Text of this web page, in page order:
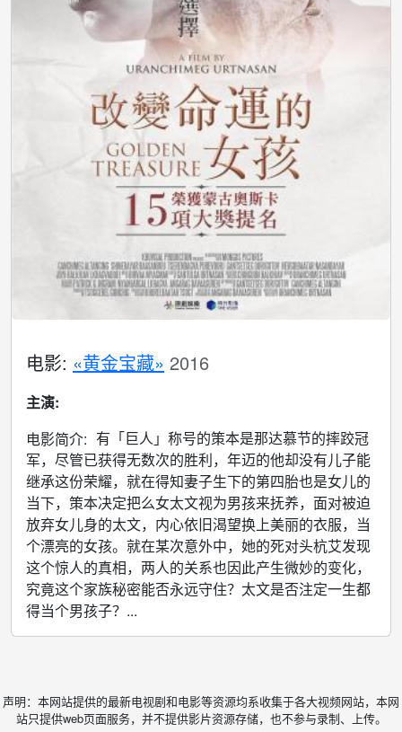
电影: «黄金宝藏» 2016
主演:
电影简介: 有「巨人」称号的策本是那达慕节的摔跤冠
军，尽管已获得无数次的胜利，年迈的他却没有儿子能
继承这份荣耀，就在得知妻子生下的第四胎也是女儿的
当下，策本决定把么女太文视为男孩来抚养，面对被迫
放弃女儿身的太文，内心依旧渴望换上美丽的衣服，当
个漂亮的女孩。就在某次意外中，她的死对头杭艾发现
这个惊人的真相，两人的关系也因此产生微妙的变化，
究竟这个家族秘密能否永远守住？太文是否注定一生都
得当个男孩子？...
声明：本网站提供的最新电视剧和电影等资源均系收集于各大视频网站，本网
站只提供web页面服务，并不提供影片资源存储，也不参与录制、上传。